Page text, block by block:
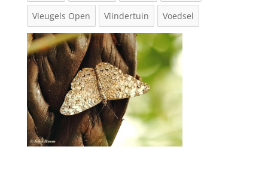
Vleugels Open Vlindertuin Voedsel